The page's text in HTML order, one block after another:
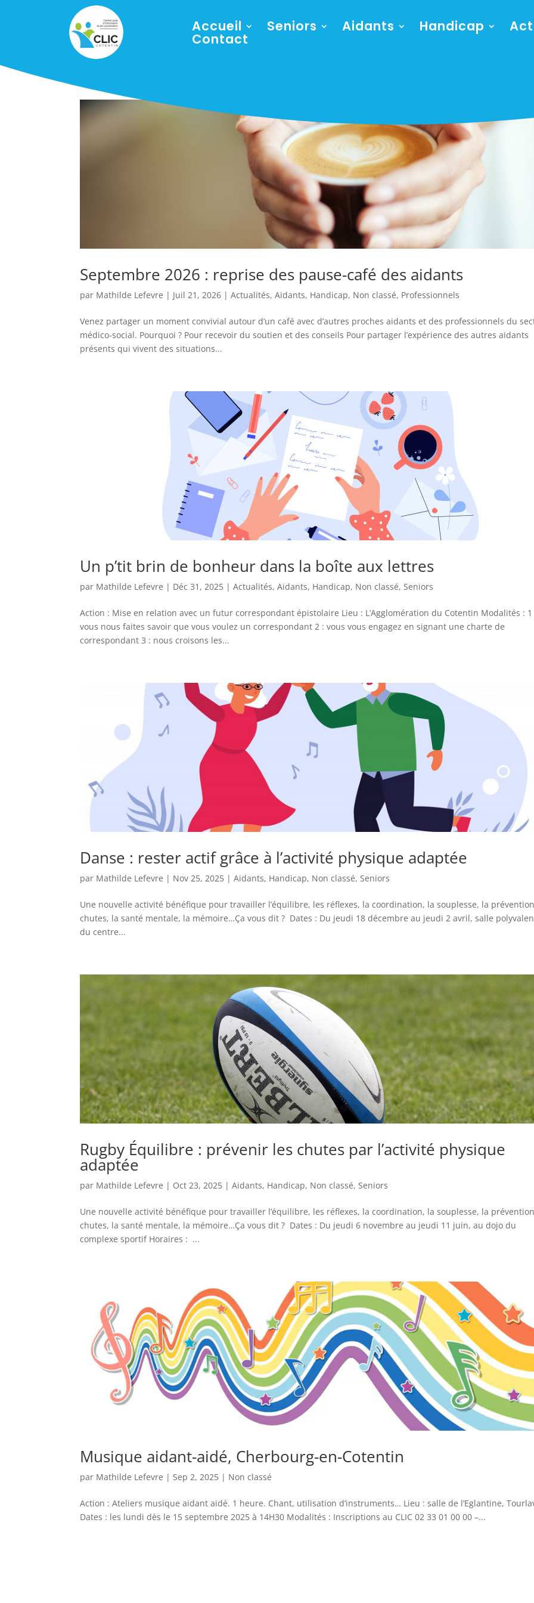
Accueil Seniors Aidants Handicap
Contact
Septembre 2026 : reprise des pause-café des aidants
par Mathilde Lefevre | Juil 21, 2026 |Actualités,Aidants, Handicap, Non classé, Professionnels
Venez partager un moment convivial autour d’un café avec d’autres proches aidants et des professionnels du
médico-social. Pourquoi ? Pour recevoir du soutien et des conseils Pour partager l’expérience des autres aidants
présents qui vivent des situations...
Un p’tit brin de bonheur dans la boîte aux lettres
par Mathilde Lefevre | Déc 31, 2025 |Actualités,Aidants, Handicap, Non classé,Seniors
Action : Mise en relation avec un futur correspondant épistolaire Lieu : L’Agglomération du Cotentin Modalités :
vous nous faites savoir que vous voulez un correspondant 2 : vous vous engagez en signant une charte de
correspondant 3 : nous croisons les...
Danse : rester actif grâce à l’activité physique adaptée
par Mathilde Lefevre | Nov 25, 2025 |Aidants, Handicap, Non classé,Seniors
Une nouvelle activité bénéfique pour travailler l’équilibre, les réflexes, la coordination, la souplesse, la
chutes, la santé mentale, la mémoire…Ça vous dit ? Dates : Du jeudi 18 décembre au jeudi 2 avril, salle
du centre...
Rugby Équilibre : prévenir les chutes par l’activité physique
adaptée
par Mathilde Lefevre | Oct 23, 2025 |Aidants, Handicap, Non classé,Seniors
Une nouvelle activité bénéfique pour travailler l’équilibre, les réflexes, la coordination, la souplesse, la
chutes, la santé mentale, la mémoire…Ça vous dit ? Dates : Du jeudi 6 novembre au jeudi 11 juin, au dojo du
complexe sportif Horaires : ...
Musique aidant-aidé, Cherbourg-en-Cotentin
par Mathilde Lefevre |Sep 2, 2025 | Non classé
Action : Ateliers musique aidant aidé. 1 heure. Chant, utilisation d’instruments… Lieu : salle de l’Eglantine,
Dates : les lundi dès le 15 septembre 2025 à 14H30 Modalités : Inscriptions au CLIC 02 33 01 00 00 –...